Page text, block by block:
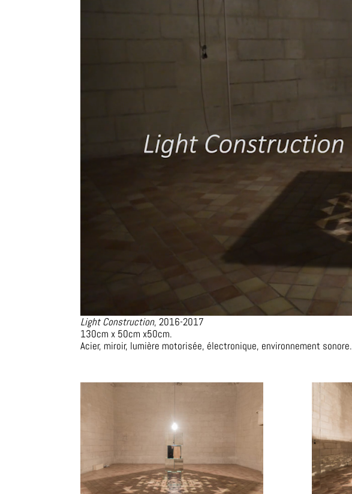
Light Construction, 2016-2017
130cm x 50cm x50cm.
Acier, miroir, lumière motorisée, électronique, environnement sonore.